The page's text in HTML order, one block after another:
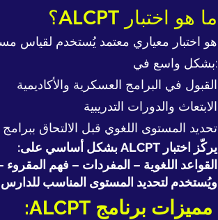
ما هو اختبار ALCPT؟
بشكل واسع في:
القبول في البرامج العسكرية والأكاديمية
الابتعاث والدورات التدريبية
تحديد المستوى اللغوي قبل الالتحاق ببرامج
يركّز اختبار ALCPT بشكل أساسي على:
القواعد اللغوية – المفردات – فهم المقروء
ويُستخدم لتحديد المستوى المناسب للدارس
مميزات برنامج ALCPT: